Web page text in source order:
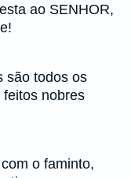
ao SENHOR,
são todos os
nobres
o faminto,